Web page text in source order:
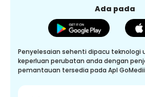
Ada pada
Penyelesaian sehenti dipacu teknologi
keperluan perubatan anda dengan
pemantauan tersedia pada Apl